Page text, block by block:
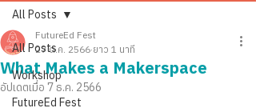
All Posts
Workshop
FutureEd Fest
All Posts
What Makes a Makerspace
FutureEd Fest
27 ต.ค. 2566 ยาว 1 นาที
อัปเดตเมื่อ 7 ธ.ค. 2566